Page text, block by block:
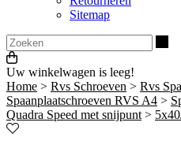
Sitemap
Uw winkelwagen is leeg!
Home > Rvs Schroeven > Rvs
Spaanplaatschroeven RVS A4 >
Quadra Speed met snijpunt >